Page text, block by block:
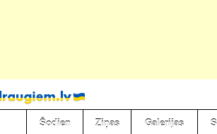
Šodien Ziņas Galerijas